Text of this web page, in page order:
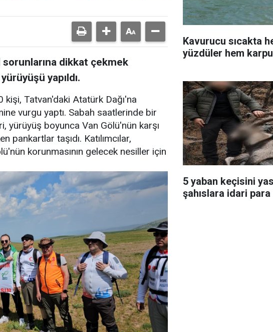
dikkat çekmek
yapıldı.
Tatvan'daki Atatürk Dağı'na
vurgu yaptı. Sabah saatlerinde bir
yürüyüş boyunca Van Gölü'nün karşı
taşıdı. Katılımcılar,
korunmasının gelecek nesiller için
Kavurucu sıcakta
yüzdüler hem
5 yaban keçisini
şahıslara idari para